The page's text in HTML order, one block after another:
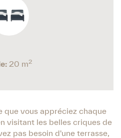
20 m2
que vous appréciez chaque
visitant les belles criques de
pas besoin d'une terrasse,